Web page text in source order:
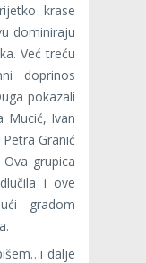
krase
dominiraju
Već treću
doprinos
pokazali
Mucić, Ivan
Granić
grupica
i ove
gradom
dalje